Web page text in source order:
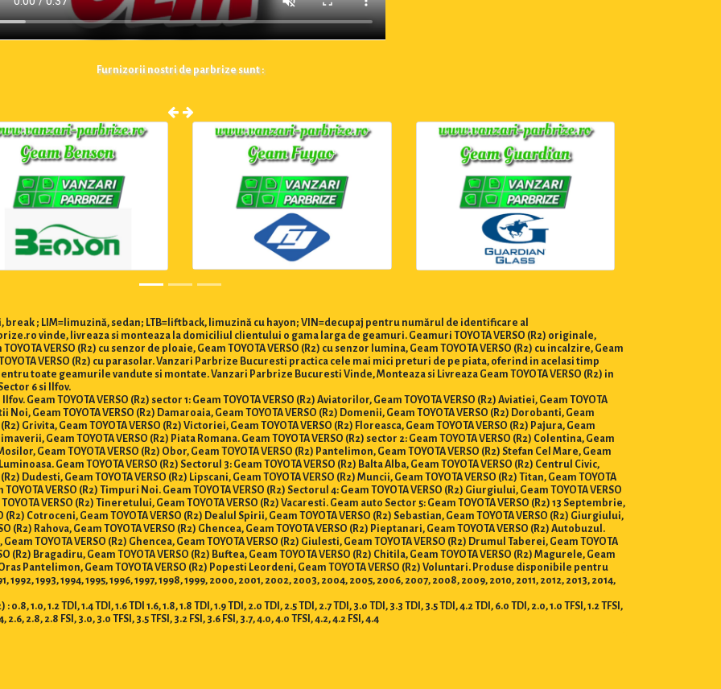
Furnizorii nostri de parbrize sunt :
break ; LIM=limuzină, sedan; LTB=liftback, limuzină cu hayon; VIN=decupaj pentru numărul de identificare al
vinde, livreaza si monteaza la domiciliul clientului o gama larga de geamuri. Geamuri TOYOTA VERSO (R2) originale,
VERSO (R2) cu senzor de ploaie, Geam TOYOTA VERSO (R2) cu senzor lumina, Geam TOYOTA VERSO (R2) cu incalzire, Geam
VERSO (R2) cu parasolar. Vanzari Parbrize Bucuresti practica cele mai mici preturi de pe piata, oferind in acelasi timp
toate geamurile vandute si montate. Vanzari Parbrize Bucuresti Vinde, Monteaza si Livreaza Geam TOYOTA VERSO (R2) in
6 si Ilfov.
TOYOTA VERSO (R2) sector 1: Geam TOYOTA VERSO (R2) Aviatorilor, Geam TOYOTA VERSO (R2) Aviatiei, Geam TOYOTA
Noi, Geam TOYOTA VERSO (R2) Damaroaia, Geam TOYOTA VERSO (R2) Domenii, Geam TOYOTA VERSO (R2) Dorobanti, Geam
Grivita, Geam TOYOTA VERSO (R2) Victoriei, Geam TOYOTA VERSO (R2) Floreasca, Geam TOYOTA VERSO (R2) Pajura, Geam
Geam TOYOTA VERSO (R2) Piata Romana. Geam TOYOTA VERSO (R2) sector 2: Geam TOYOTA VERSO (R2) Colentina, Geam
Geam TOYOTA VERSO (R2) Obor, Geam TOYOTA VERSO (R2) Pantelimon, Geam TOYOTA VERSO (R2) Stefan Cel Mare, Geam
Geam TOYOTA VERSO (R2) Sectorul 3: Geam TOYOTA VERSO (R2) Balta Alba, Geam TOYOTA VERSO (R2) Centrul Civic,
Dudesti, Geam TOYOTA VERSO (R2) Lipscani, Geam TOYOTA VERSO (R2) Muncii, Geam TOYOTA VERSO (R2) Titan, Geam TOYOTA
VERSO (R2) Timpuri Noi. Geam TOYOTA VERSO (R2) Sectorul 4: Geam TOYOTA VERSO (R2) Giurgiului, Geam TOYOTA VERSO
VERSO (R2) Tineretului, Geam TOYOTA VERSO (R2) Vacaresti. Geam auto Sector 5: Geam TOYOTA VERSO (R2) 13 Septembrie,
(R2) Cotroceni, Geam TOYOTA VERSO (R2) Dealul Spirii, Geam TOYOTA VERSO (R2) Sebastian, Geam TOYOTA VERSO (R2) Giurgiului,
(R2) Rahova, Geam TOYOTA VERSO (R2) Ghencea, Geam TOYOTA VERSO (R2) Pieptanari, Geam TOYOTA VERSO (R2) Autobuzul.
TOYOTA VERSO (R2) Ghencea, Geam TOYOTA VERSO (R2) Giulesti, Geam TOYOTA VERSO (R2) Drumul Taberei, Geam TOYOTA
(R2) Bragadiru, Geam TOYOTA VERSO (R2) Buftea, Geam TOYOTA VERSO (R2) Chitila, Geam TOYOTA VERSO (R2) Magurele, Geam
Oras Pantelimon, Geam TOYOTA VERSO (R2) Popesti Leordeni, Geam TOYOTA VERSO (R2) Voluntari. Produse disponibile pentru
1992, 1993, 1994, 1995, 1996, 1997, 1998, 1999, 2000, 2001, 2002, 2003, 2004, 2005, 2006, 2007, 2008, 2009, 2010, 2011, 2012, 2013, 2014,
1.2 TDI, 1.4 TDI, 1.6 TDI 1.6, 1.8, 1.8 TDI, 1.9 TDI, 2.0 TDI, 2.5 TDI, 2.7 TDI, 3.0 TDI, 3.3 TDI, 3.5 TDI, 4.2 TDI, 6.0 TDI, 2.0, 1.0 TFSI, 1.2 TFSI,
2.6, 2.8, 2.8 FSI, 3.0, 3.0 TFSI, 3.5 TFSI, 3.2 FSI, 3.6 FSI, 3.7, 4.0, 4.0 TFSI, 4.2, 4.2 FSI, 4.4